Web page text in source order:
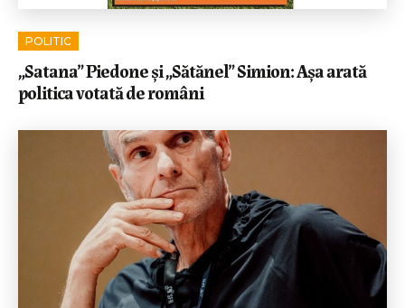
POLITIC
„Satana” Piedone și „Sătănel” Simion: Așa arată
politica votată de români